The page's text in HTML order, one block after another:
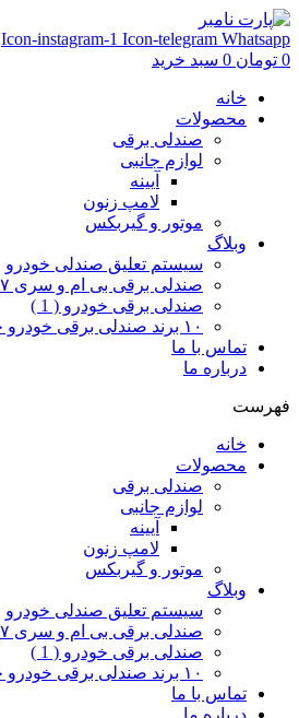
Icon-instagram-1 Icon-telegram Whatsapp
0 تومان 0 سبد خرید
خانه
محصولات
صندلی برقی
لوازم جانبی
آیینه
لامپ زنون
موتور و گیربکس
وبلاگ
سیستم تعلیق صندلی خودرو
صندلی برقی بی ام و سری ۷
صندلی برقی خودرو ( 1 )
۱۰ برند صندلی برقی خودرو جهان
تماس با ما
درباره ما
فهرست
خانه
محصولات
صندلی برقی
لوازم جانبی
آیینه
لامپ زنون
موتور و گیربکس
وبلاگ
سیستم تعلیق صندلی خودرو
صندلی برقی بی ام و سری ۷
صندلی برقی خودرو ( 1 )
۱۰ برند صندلی برقی خودرو جهان
تماس با ما
درباره ما